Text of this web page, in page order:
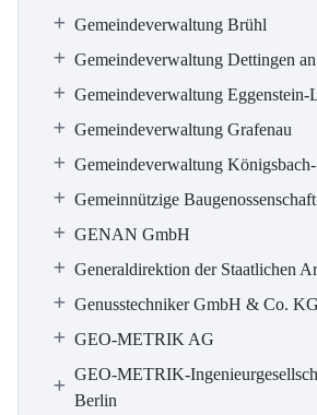
Gemeindeverwaltung Brühl
Gemeindeverwaltung Dettingen
Gemeindeverwaltung Eggenstein-
Gemeindeverwaltung Grafenau
Gemeindeverwaltung
Gemeinnützige
GENAN GmbH
Generaldirektion der Staatlichen
Genusstechniker GmbH & Co. KG
GEO-METRIK AG
GEO-METRIK-
Berlin